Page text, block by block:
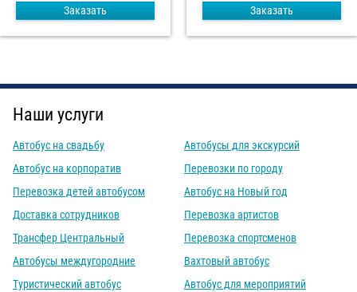
Заказать Заказать
Наши услуги
Автобус на свадьбу
Автобус на корпоратив
Перевозка детей автобусом
Доставка сотрудников
Трансфер Центральный
Автобусы междугородние
Туристический автобус
Автобусы для экскурсий
Перевозки по городу
Автобус на Новый год
Перевозка артистов
Перевозка спортсменов
Вахтовый автобус
Автобус для мероприятий